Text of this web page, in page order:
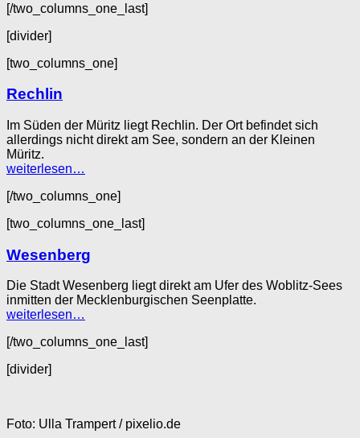
[/two_columns_one_last]
[divider]
[two_columns_one]
Rechlin
Im Süden der Müritz liegt Rechlin. Der Ort befindet sich
allerdings nicht direkt am See, sondern an der Kleinen
Müritz.
weiterlesen…
[/two_columns_one]
[two_columns_one_last]
Wesenberg
Die Stadt Wesenberg liegt direkt am Ufer des Woblitz-Sees
inmitten der Mecklenburgischen Seenplatte.
weiterlesen…
[/two_columns_one_last]
[divider]
Foto: Ulla Trampert / pixelio.de